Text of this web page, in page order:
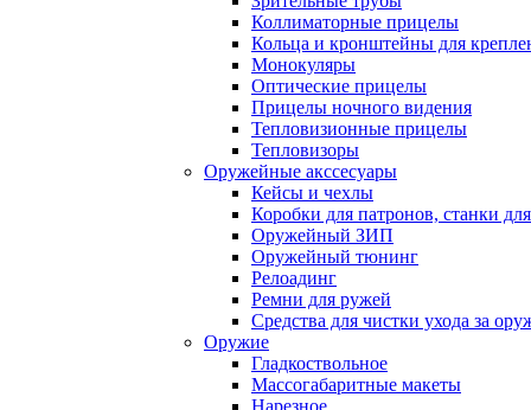
Коллиматорные прицелы
Кольца и кронштейны для
Монокуляры
Оптические прицелы
Прицелы ночного видения
Тепловизионные прицелы
Тепловизоры
Оружейные акссесуары
Кейсы и чехлы
Коробки для патронов, станки
Оружейный ЗИП
Оружейный тюнинг
Релоадинг
Ремни для ружей
Средства для чистки ухода за
Оружие
Гладкоствольное
Массогабаритные макеты
Нарезное